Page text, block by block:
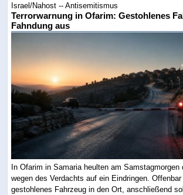
Israel/Nahost -- Antisemitismus
Terrorwarnung in Ofarim: Gestohlenes
Fahndung aus
In Ofarim in Samaria heulten am Samstagmorgen
wegen des Verdachts auf ein Eindringen.
gestohlenes Fahrzeug in den Ort, anschließend